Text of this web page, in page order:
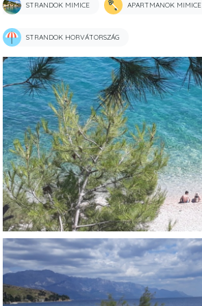
STRANDOK MIMICE APARTMANOK MIMICE
STRANDOK HORVÁTORSZÁG